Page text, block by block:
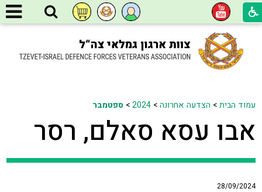
עמוד הבית> הצדעה אחרונה>
2024
> ספטמבר
אבו עסא סאלם, רסר
28/09/2024